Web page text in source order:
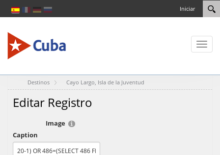
Iniciar
Toggle
Destinos Cayo Largo, Isla de la Juventud
Editar Registro
Image
Caption